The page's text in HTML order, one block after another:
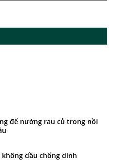
để nướng rau củ trong nồi
dầu chống dính